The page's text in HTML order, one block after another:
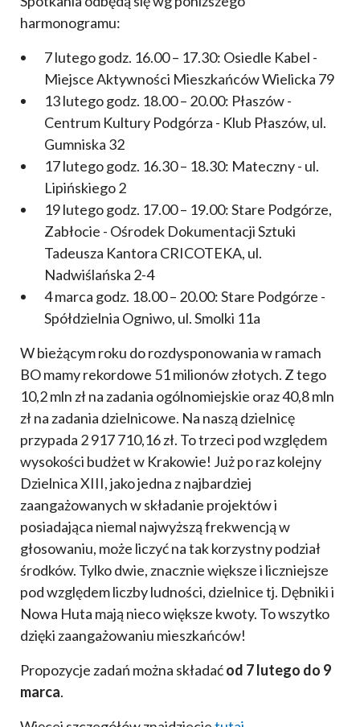
harmonogramu:
7 lutego godz. 16.00 – 17.30: Osiedle Kabel -
Miejsce Aktywności Mieszkańców Wielicka 79
13 lutego godz. 18.00 – 20.00: Płaszów -
Centrum Kultury Podgórza - Klub Płaszów, ul.
Gumniska 32
17 lutego godz. 16.30 – 18.30: Mateczny - ul.
Lipińskiego 2
19 lutego godz. 17.00 – 19.00: Stare Podgórze,
Zabłocie - Ośrodek Dokumentacji Sztuki
Tadeusza Kantora CRICOTEKA, ul.
Nadwiślańska 2-4
4 marca godz. 18.00 – 20.00: Stare Podgórze -
Spółdzielnia Ogniwo, ul. Smolki 11a
W bieżącym roku do rozdysponowania w ramach
BO mamy rekordowe 51 milionów złotych. Z tego
10,2 mln zł na zadania ogólnomiejskie oraz 40,8 mln
zł na zadania dzielnicowe. Na naszą dzielnicę
przypada 2 917 710,16 zł. To trzeci pod względem
wysokości budżet w Krakowie! Już po raz kolejny
Dzielnica XIII, jako jedna z najbardziej
zaangażowanych w składanie projektów i
posiadająca niemal najwyższą frekwencją w
głosowaniu, może liczyć na tak korzystny podział
środków. Tylko dwie, znacznie większe i liczniejsze
pod względem liczby ludności, dzielnice tj. Dębniki i
Nowa Huta mają nieco większe kwoty. To wszytko
dzięki zaangażowaniu mieszkańców!
Propozycje zadań można składaćod 7 lutego do 9
marca.